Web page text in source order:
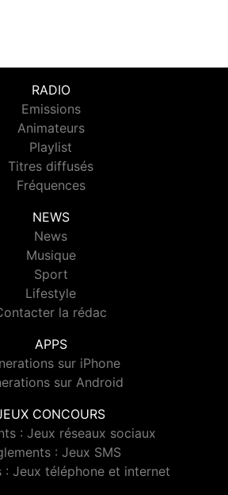
RADIO
Emissions
Animateurs
Playlist
Titres diffusés
Fréquences
NEWS
News
Musique
Sport
Lifestyle
la rédac
APPS
sur iPhone
sur Android
CONCOURS
: Jeux réseaux sociaux
: Jeux SMS
: Jeux téléphone et internet